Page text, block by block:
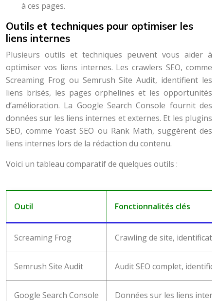
à ces pages.
Outils et techniques pour optimiser les
liens internes
Plusieurs outils et techniques peuvent vous aider à
optimiser vos liens internes. Les crawlers SEO, comme
Screaming Frog ou Semrush Site Audit, identifient les
liens brisés, les pages orphelines et les opportunités
d’amélioration. La Google Search Console fournit des
données sur les liens internes et externes. Et les plugins
SEO, comme Yoast SEO ou Rank Math, suggèrent des
liens internes lors de la rédaction du contenu.
Voici un tableau comparatif de quelques outils :
Outil Fonctionnalités clés
Screaming Frog Crawling de site,
Semrush Site Audit Audit SEO complet,
Google Search Console Données sur les liens